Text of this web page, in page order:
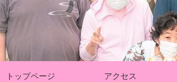
トップページ アクセス